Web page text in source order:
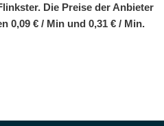
Die Preise der Anbieter
0,09 € / Min und 0,31 € / Min.